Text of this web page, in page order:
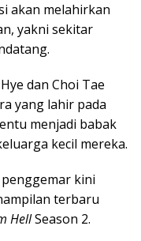
akan melahirkan
yakni sekitar
dan Choi Tae
yang lahir pada
menjadi babak
kecil mereka.
kini
terbaru
HellSeason 2.